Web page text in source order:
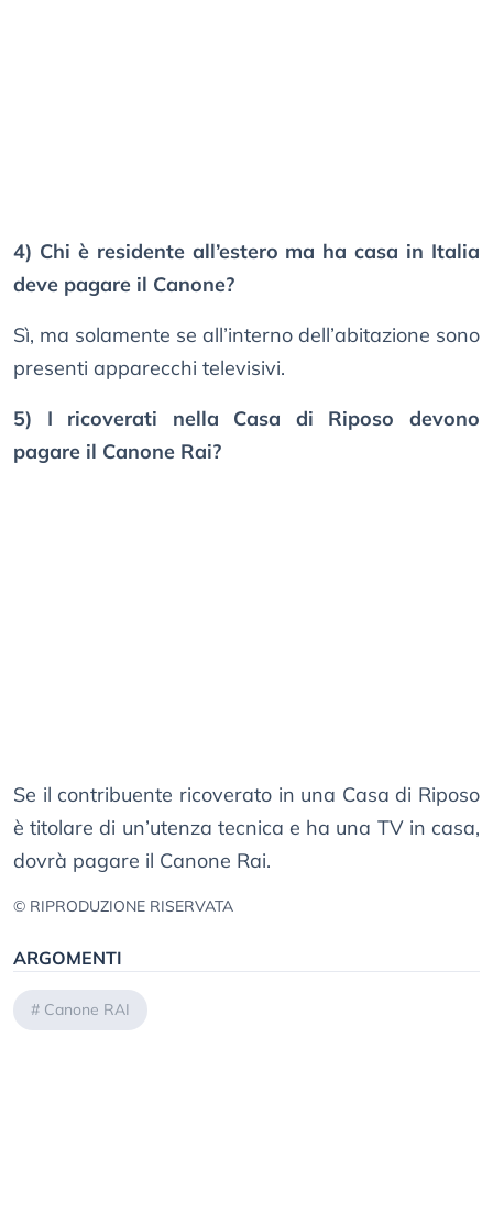
4) Chi è residente all’estero ma ha casa in Italia
deve pagare il Canone?
Sì, ma solamente se all’interno dell’abitazione sono
presenti apparecchi televisivi.
5) I ricoverati nella Casa di Riposo devono
pagare il Canone Rai?
Se il contribuente ricoverato in una Casa di Riposo
è titolare di un’utenza tecnica e ha una TV in casa,
dovrà pagare il Canone Rai.
© RIPRODUZIONE RISERVATA
ARGOMENTI
# Canone RAI